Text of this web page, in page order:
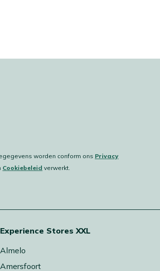
worden conform ons Privacy
Cookiebeleid verwerkt.
Experience Stores XXL
Almelo
Amersfoort